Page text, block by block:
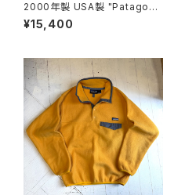
2000年製 USA製 "Patagoni
a" Micro D luxe fleece pull
over
¥15,400